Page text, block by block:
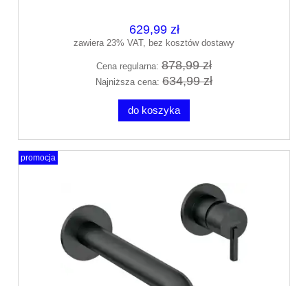
629,99 zł
zawiera 23% VAT, bez kosztów dostawy
Cena regularna: 878,99 zł
Najniższa cena: 634,99 zł
do koszyka
promocja